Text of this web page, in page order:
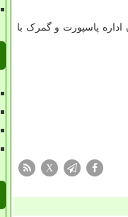
پاسپورت و گمرک با
X